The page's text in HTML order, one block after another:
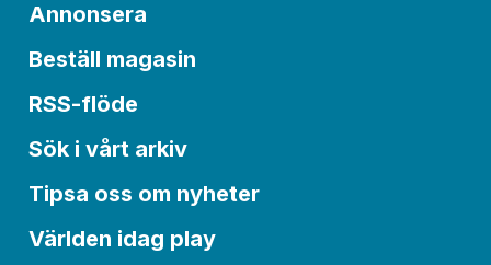
Annonsera
Beställ magasin
RSS-flöde
Sök i vårt arkiv
Tipsa oss om nyheter
Världen idag play